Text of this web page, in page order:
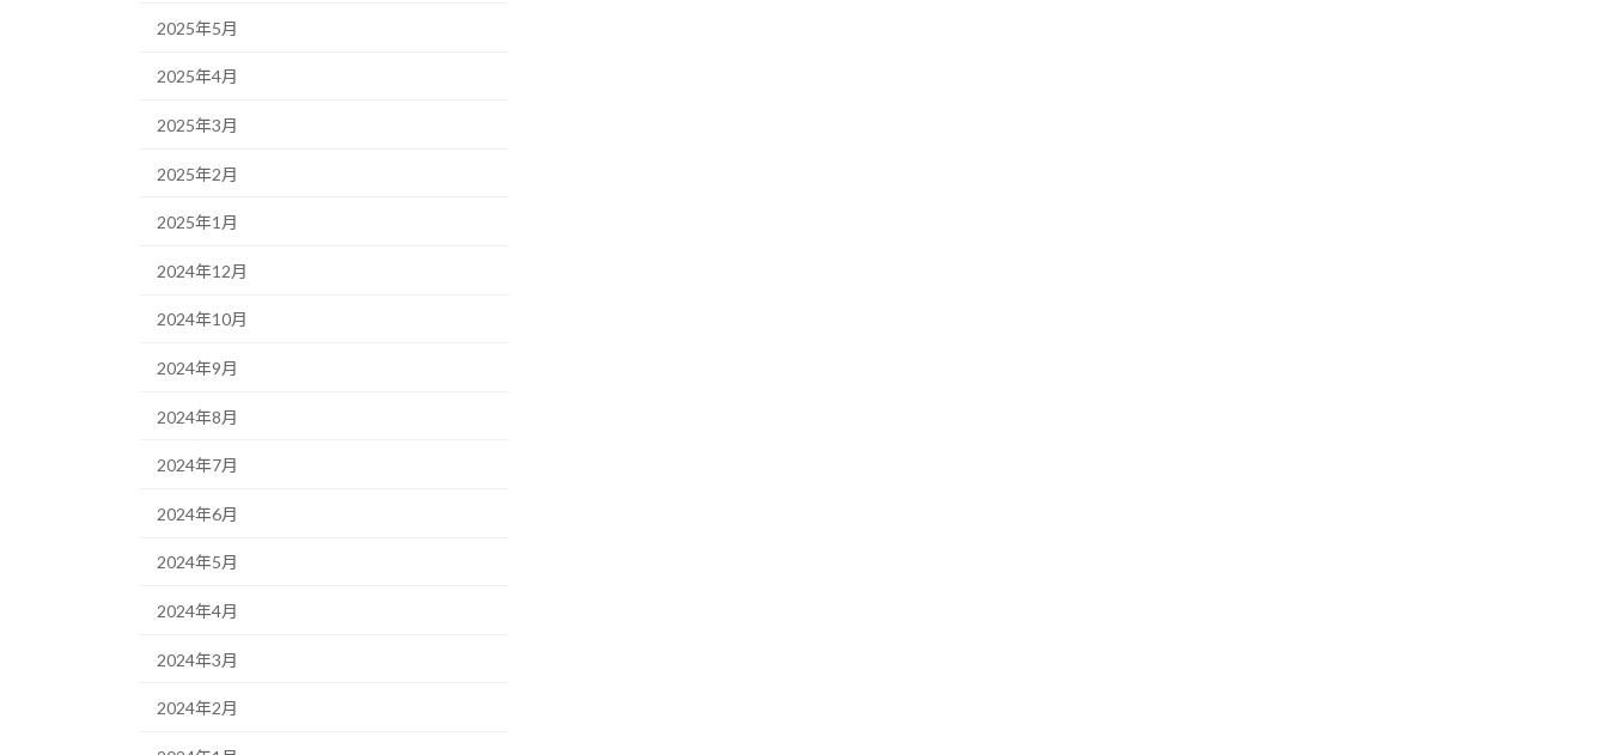
2025年5月
2025年4月
2025年3月
2025年2月
2025年1月
2024年12月
2024年10月
2024年9月
2024年8月
2024年7月
2024年6月
2024年5月
2024年4月
2024年3月
2024年2月